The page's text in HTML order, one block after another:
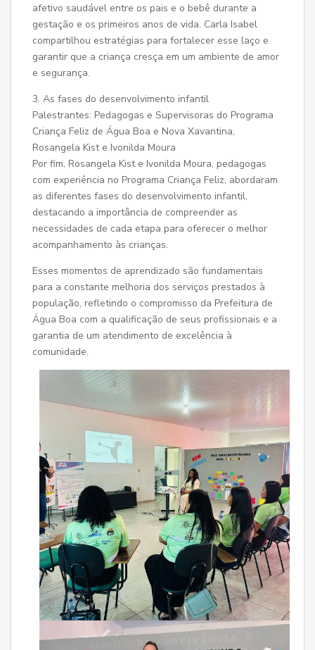
afetivo saudável entre os pais e o bebê durante a
gestação e os primeiros anos de vida. Carla Isabel
compartilhou estratégias para fortalecer esse laço e
garantir que a criança cresça em um ambiente de amor
e segurança.
3. As fases do desenvolvimento infantil
Palestrantes: Pedagogas e Supervisoras do Programa
Criança Feliz de Água Boa e Nova Xavantina,
Rosangela Kist e Ivonilda Moura
Por fim, Rosangela Kist e Ivonilda Moura, pedagogas
com experiência no Programa Criança Feliz, abordaram
as diferentes fases do desenvolvimento infantil,
destacando a importância de compreender as
necessidades de cada etapa para oferecer o melhor
acompanhamento às crianças.
Esses momentos de aprendizado são fundamentais
para a constante melhoria dos serviços prestados à
população, refletindo o compromisso da Prefeitura de
Água Boa com a qualificação de seus profissionais e a
garantia de um atendimento de excelência à
comunidade.